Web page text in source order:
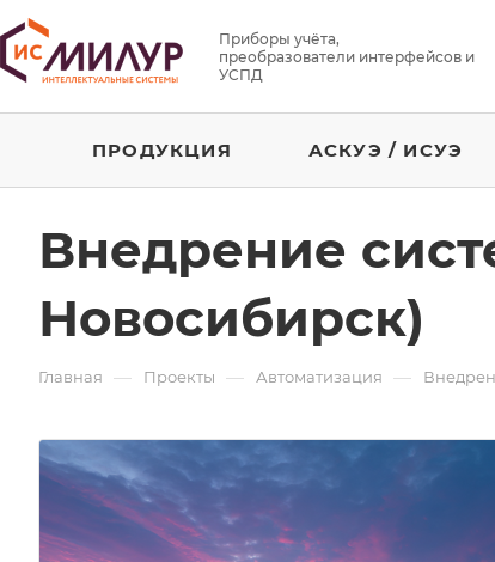
Приборы учёта,
преобразователи интерфейсов и
УСПД
ПРОДУКЦИЯ АСКУЭ / ИСУЭ
Внедрение
Новосибирск)
Главная — Проекты — Автоматизация —